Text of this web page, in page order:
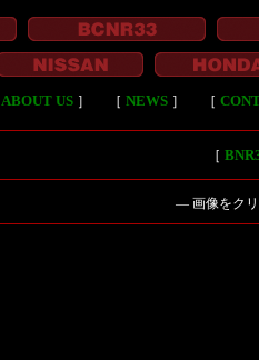
ABOUT US］ ［ NEWS］ ［
［
― 画像をク